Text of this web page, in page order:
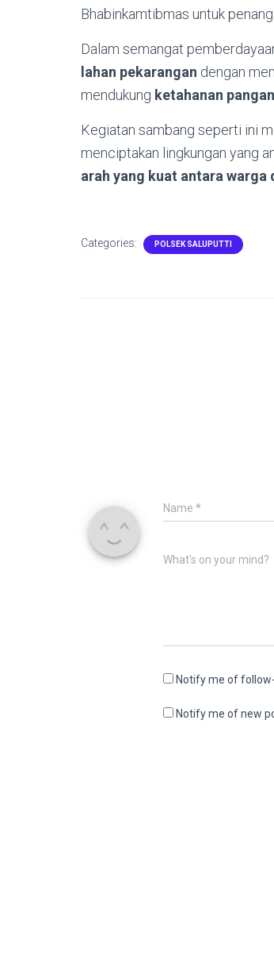
Bhabinkamtibmas untuk
Dalam semangat
lahan pekarangan dengan
mendukung ketahanan
Kegiatan sambang seperti ini
menciptakan lingkungan yang
arah yang kuat antara warga
Categories: POLSEK SALUPUTTI
Name *
What's on your mind?
Notify me of
Notify me of new